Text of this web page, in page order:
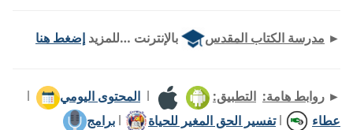
► مدرسة الكتاب المقدس بالإنترنت …للمزيد إضغط هنا
► روابط هامة: التطبيق: المحتوى اليومي
عطاء
تفسير الحق المغير للحياة برامج